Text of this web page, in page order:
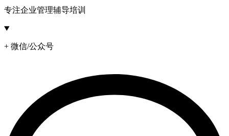
专注企业管理辅导培训
+ 微信/公众号